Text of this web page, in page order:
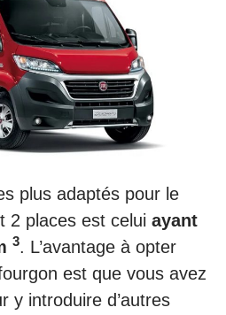
plus adaptés pour le
2 places est celui ayant
3. L’avantage à opter
est que vous avez
y introduire d’autres